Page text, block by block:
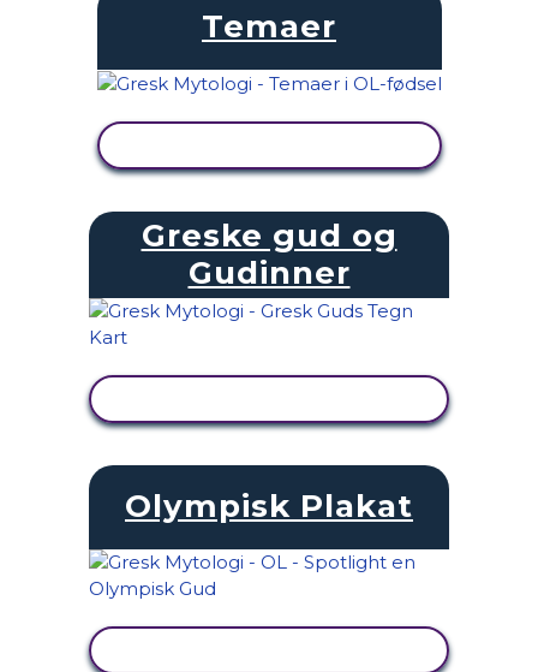
Temaer
Greske gud og
Gudinner
Olympisk Plakat